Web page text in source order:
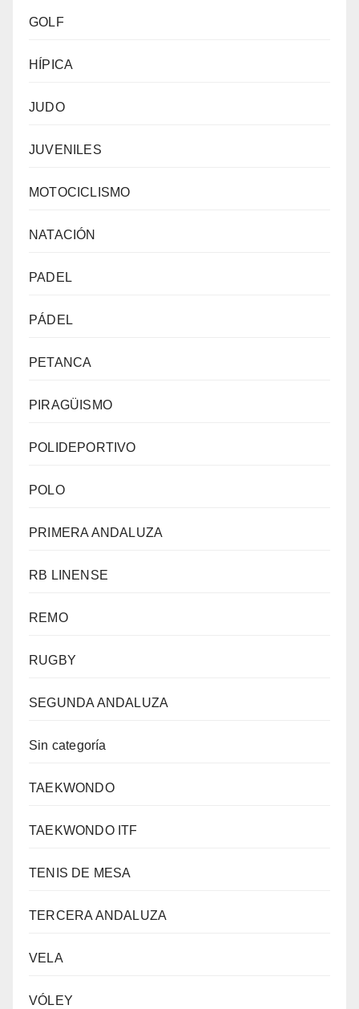
GOLF
HÍPICA
JUDO
JUVENILES
MOTOCICLISMO
NATACIÓN
PADEL
PÁDEL
PETANCA
PIRAGÜISMO
POLIDEPORTIVO
POLO
PRIMERA ANDALUZA
RB LINENSE
REMO
RUGBY
SEGUNDA ANDALUZA
Sin categoría
TAEKWONDO
TAEKWONDO ITF
TENIS DE MESA
TERCERA ANDALUZA
VELA
VÓLEY